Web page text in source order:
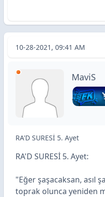
10-28-2021, 09:41 AM
MaviS
RA'D SURESİ 5. Ayet
RA'D SURESİ 5. Ayet:
"Eğer şaşacaksan, asıl
toprak olunca yeniden